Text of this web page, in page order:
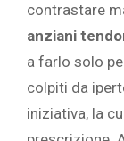
contrastare
anziani
a farlo solo
colpiti da
iniziativa, la